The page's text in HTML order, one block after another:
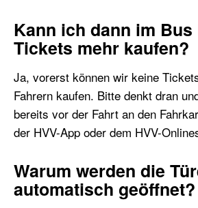
Kann ich dann im Bus
Tickets mehr kaufen?
Ja, vorerst können wir keine
Fahrern kaufen. Bitte denkt dran
bereits vor der Fahrt an den
der HVV-App oder dem HVV-
Warum werden die
automatisch geöffnet?